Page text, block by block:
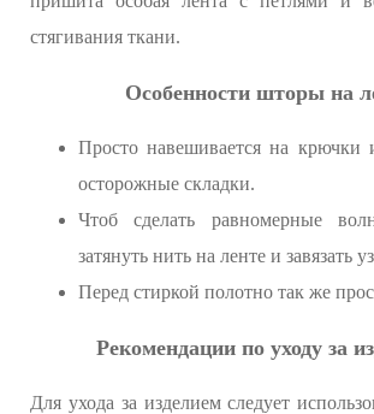
стягивания ткани.
Особенности шторы на
Просто навешивается на крючки
осторожные складки.
Чтоб сделать равномерные
затянуть нить на ленте и завязать
Перед стиркой полотно так же
Рекомендации по уходу за
Для ухода за изделием следует